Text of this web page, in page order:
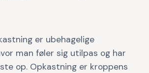
er ubehagelige
man føler sig utilpas og har
op. Opkastning er kroppens